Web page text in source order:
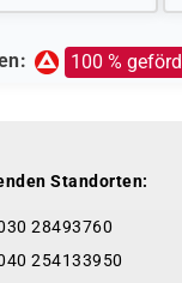
(ESF)
oder private
100 %
Standorten:
28493760
254133950